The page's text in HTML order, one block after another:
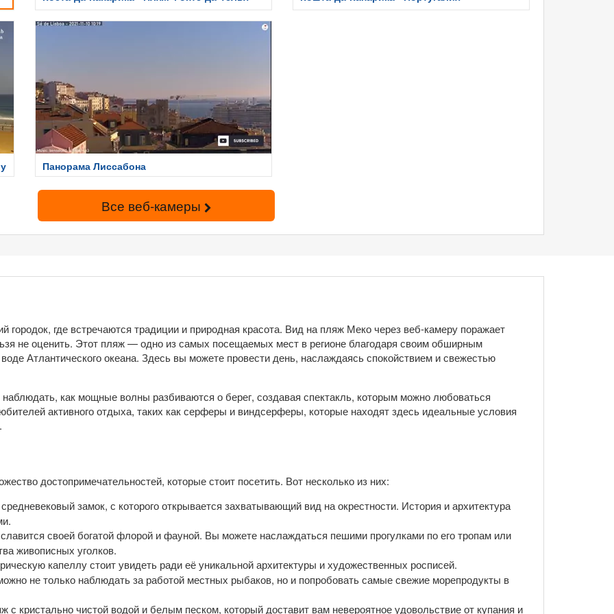
Панорама Лиссабона
Все веб-камеры
городок, где встречаются традиции и природная красота. Вид на пляж Меко через веб-камеру поражает
не оценить. Этот пляж — одно из самых посещаемых мест в регионе благодаря своим обширным
Атлантического океана. Здесь вы можете провести день, наслаждаясь спокойствием и свежестью
как мощные волны разбиваются о берег, создавая спектакль, которым можно любоваться
активного отдыха, таких как серферы и виндсерферы, которые находят здесь идеальные условия
достопримечательностей, которые стоит посетить. Вот несколько из них:
замок, с которого открывается захватывающий вид на окрестности. История и архитектура
своей богатой флорой и фауной. Вы можете наслаждаться пешими прогулками по его тропам или
живописных уголков.
капеллу стоит увидеть ради её уникальной архитектуры и художественных росписей.
не только наблюдать за работой местных рыбаков, но и попробовать самые свежие морепродукты в
с кристально чистой водой и белым песком, который доставит вам невероятное удовольствие от купания и